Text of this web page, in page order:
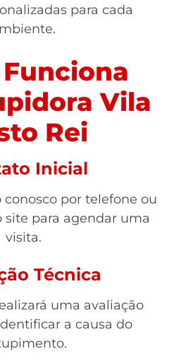
para cada
Vila
Rei
Inicial
por telefone ou
site para agendar uma
visita.
Técnica
uma avaliação
a causa do